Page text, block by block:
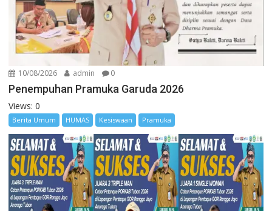
10/08/2026 admin 0
Penempuhan Pramuka Garuda 2026
Views: 0
Berita Umum HUMAS Kesiswaan Pramuka